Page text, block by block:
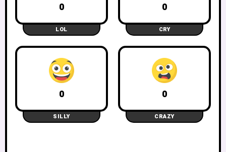
0
LOL
0
CRY
0
SILLY
0
CRAZY